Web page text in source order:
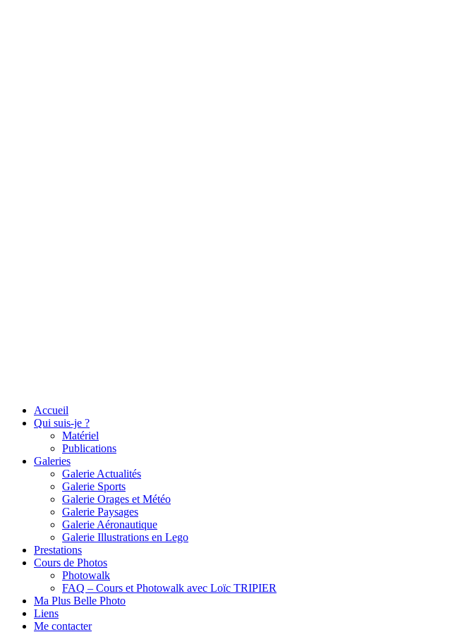
Accueil
Qui suis-je ?
Matériel
Publications
Galeries
Galerie Actualités
Galerie Sports
Galerie Orages et Météo
Galerie Paysages
Galerie Aéronautique
Galerie Illustrations en Lego
Prestations
Cours de Photos
Photowalk
FAQ – Cours et Photowalk avec Loïc TRIPIER
Ma Plus Belle Photo
Liens
Me contacter